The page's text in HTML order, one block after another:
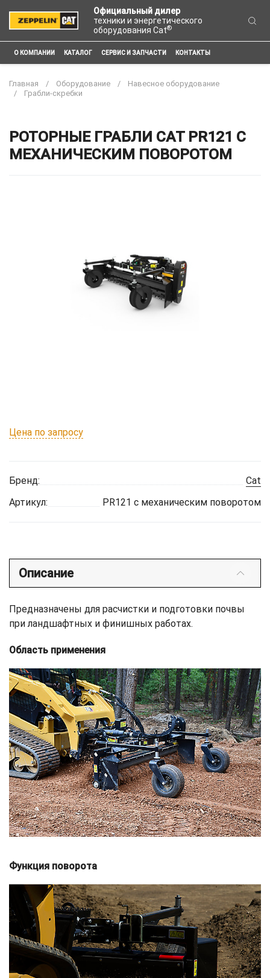
Официальный дилер
техники и энергетического
оборудования Cat®
О КОМПАНИИ КАТАЛОГ СЕРВИС И ЗАПЧАСТИ КОНТАКТЫ
Главная Оборудование
Навесное оборудование
Грабли-скребки
РОТОРНЫЕ ГРАБЛИ CAT PR121 С
МЕХАНИЧЕСКИМ ПОВОРОТОМ
Цена по запросу
Бренд:
Cat
Артикул:
PR121 с механическим поворотом
Описание
Предназначены для расчистки и подготовки почвы
при ландшафтных и финишных работах.
Область применения
Функция поворота